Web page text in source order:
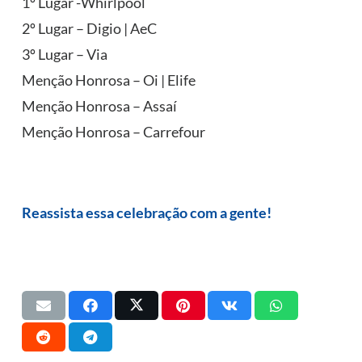
2º Lugar – Digio | AeC
3º Lugar – Via
Menção Honrosa – Oi | Elife
Menção Honrosa – Assaí
Menção Honrosa – Carrefour
Reassista essa celebração com a gente!